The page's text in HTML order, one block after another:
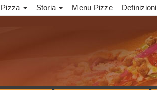
Storia Menu Pizze Definizioni